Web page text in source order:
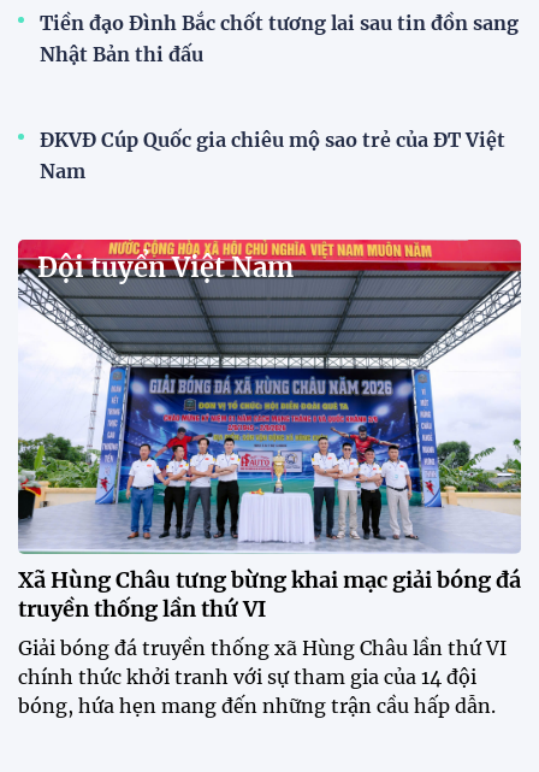
Đội tuyển Việt Nam được tiếp
thêm sức mạnh trước trận gặp
tại ASEAN Cup 2026
17:17 27/07/2026
XSKT Đắk Lắk viết nên lịch sử
với chức vô địch VPL-S7
20:58 26/07/2026
Tài Lộc trở lại, ĐT Việt Nam
"khổ luyện" dưới nắng gắt tại
Hà Nội
12:12 26/07/2026
HLV Kim Sang-sik: "Tuyển Việt
Nam sẽ mang sự tự tin này vào